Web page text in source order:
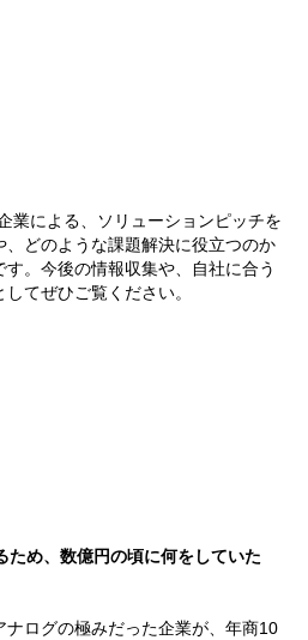
業による、ソリューションピッチを
どのような課題解決に役立つのか
。今後の情報収集や、自社に合う
てぜひご覧ください。
ため、数億円の頃に何をしていた
ナログの極みだった企業が、年商10